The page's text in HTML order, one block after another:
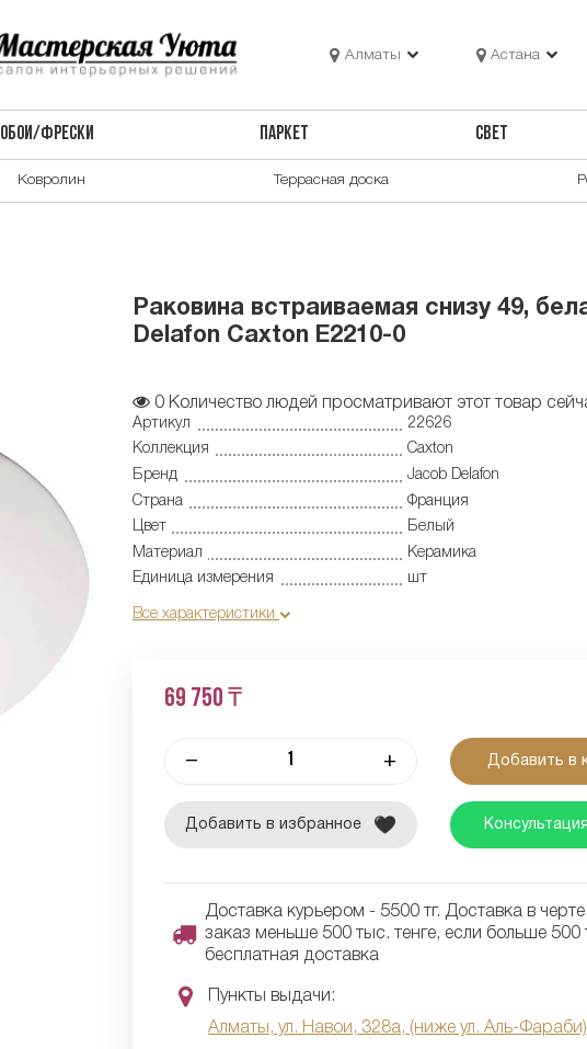
Алматы Астана
ОБОИ/ФРЕСКИ ПАРКЕТ СВЕТ
Ковролин Террасная доска
Раковина встраиваемая снизу 49,
Delafon Caxton E2210-0
0 Количество людей просматривают этот товар
Артикул
22626
Коллекция
Caxton
Бренд
Jacob Delafon
Страна
Франция
Цвет
Белый
Материал
Керамика
Единица измерения
шт
Все характеристики
69 750 ₸
– + Добавить в
Добавить в избранное
Доставка курьером - 5500 тг. Доставка в
заказ меньше 500 тыс. тенге, если больше 500
бесплатная доставка
Пункты выдачи:
Алматы, ул. Навои, 328а, (ниже ул. Аль-Фараби)